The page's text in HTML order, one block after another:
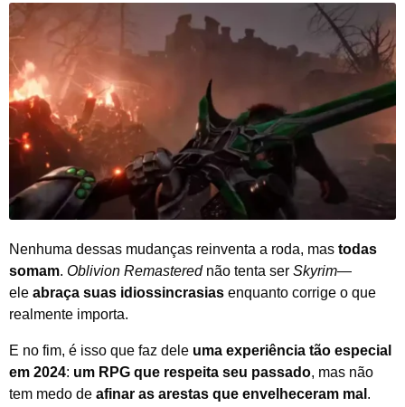
Nenhuma dessas mudanças reinventa a roda, mas todas
somam. Oblivion Remasterednão tenta ser Skyrim—
ele abraça suas idiossincrasias enquanto corrige o que
realmente importa.
E no fim, é isso que faz dele uma experiência tão especial
em 2024: um RPG que respeita seu passado, mas não
tem medo de afinar as arestas que envelheceram mal .